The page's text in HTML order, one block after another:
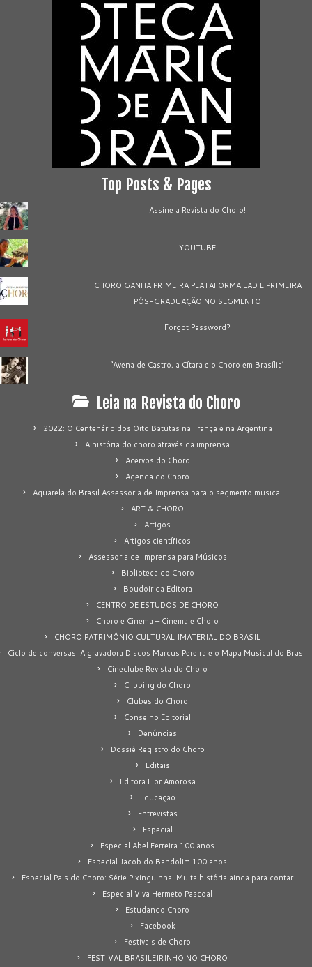
Top Posts & Pages
Assine a Revista do Choro!
YOUTUBE
CHORO GANHA PRIMEIRA PLATAFORMA EAD E PRIMEIRA
PÓS-GRADUAÇÃO NO SEGMENTO
Forgot Password?
‘Avena de Castro, a Cítara e o Choro em Brasília’
Leia na Revista do Choro
2022: O Centenário dos Oito Batutas na França e na Argentina
A história do choro através da imprensa
Acervos do Choro
Agenda do Choro
Aquarela do Brasil Assessoria de Imprensa para o segmento musical
ART & CHORO
Artigos
Artigos científicos
Assessoria de Imprensa para Músicos
Biblioteca do Choro
Boudoir da Editora
CENTRO DE ESTUDOS DE CHORO
Choro e Cinema – Cinema e Choro
CHORO PATRIMÔNIO CULTURAL IMATERIAL DO BRASIL
Ciclo de conversas 'A gravadora Discos Marcus Pereira e o Mapa Musical do Brasil
Cineclube Revista do Choro
Clipping do Choro
Clubes do Choro
Conselho Editorial
Denúncias
Dossiê Registro do Choro
Editais
Editora Flor Amorosa
Educação
Entrevistas
Especial
Especial Abel Ferreira 100 anos
Especial Jacob do Bandolim 100 anos
Especial Pais do Choro: Série Pixinguinha: Muita história ainda para contar
Especial Viva Hermeto Pascoal
Estudando Choro
Facebook
Festivais de Choro
FESTIVAL BRASILEIRINHO NO CHORO